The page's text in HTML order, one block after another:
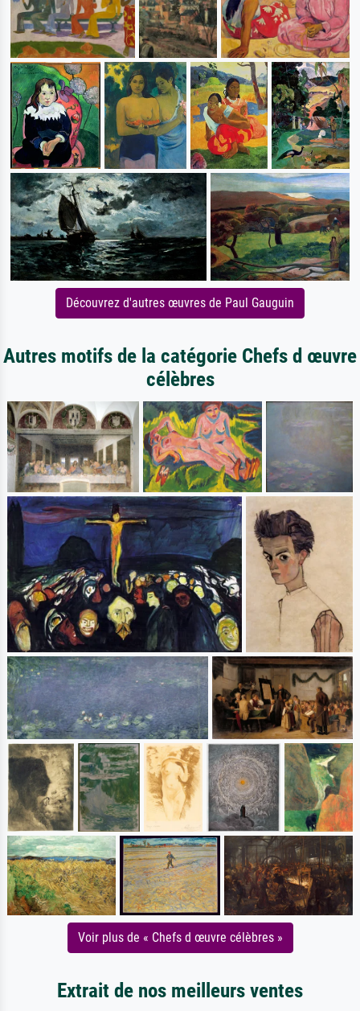
Découvrez d'autres œuvres de Paul Gauguin
Autres motifs de la catégorie Chefs d œuvre
célèbres
Voir plus de « Chefs d œuvre célèbres »
Extrait de nos meilleurs ventes